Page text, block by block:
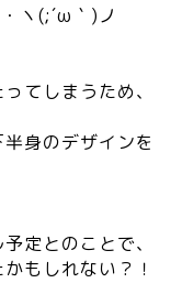
ヽ(;´ω｀)ノ
てしまうため、
身のデザインを
定とのことで、
もしれない？！